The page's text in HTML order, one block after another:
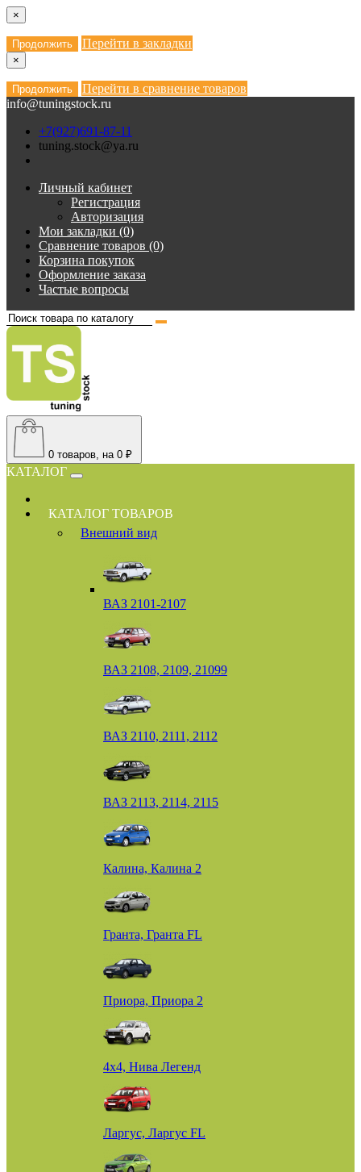
×
Продолжить Перейти в закладки
×
Продолжить
Перейти в сравнение товаров
info@tuningstock.ru
+7(927)691-87-11
tuning.stock@ya.ru
Личный кабинет
Регистрация
Авторизация
Мои закладки (0)
Сравнение товаров (0)
Корзина покупок
Оформление заказа
Частые вопросы
0 товаров, на 0 ₽
КАТАЛОГ
КАТАЛОГ ТОВАРОВ
Внешний вид
ВАЗ 2101-2107
ВАЗ 2108, 2109, 21099
ВАЗ 2110, 2111, 2112
ВАЗ 2113, 2114, 2115
Калина, Калина 2
Гранта, Гранта FL
Приора, Приора 2
4х4, Нива Легенд
Ларгус, Ларгус FL